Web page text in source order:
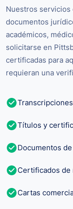
Nuestros servicios
documentos
académicos,
solicitarse en
certificadas para
requieran una
Títulos y
Documentos
Certificados de
Cartas